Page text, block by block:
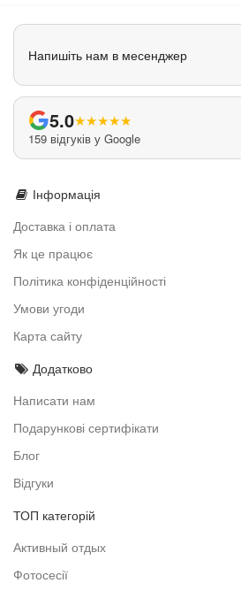
Напишіть нам в месенджер
5.0★★★★★
159 відгуків у Google
Інформація
Доставка і оплата
Як це працює
Політика конфіденційності
Умови угоди
Карта сайту
Додатково
Написати нам
Подарункові сертифікати
Блог
Відгуки
ТОП категорій
Активный отдых
Фотосесії